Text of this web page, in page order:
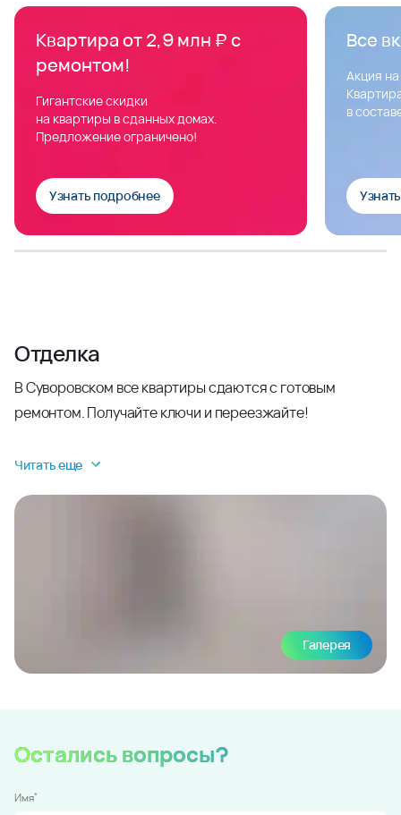
Квартира от 2,9 млн ₽ с
ремонтом!
Гигантские скидки
на квартиры в сданных домах.
Предложение ограничено!
Узнать подробнее
Все
Акция
в
Отделка
В Суворовском все квартиры сдаются с готовым
ремонтом. Получайте ключи и переезжайте!
Читать еще
Галерея
Остались вопросы?
Имя*